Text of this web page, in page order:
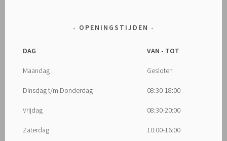
OPENINGSTIJDEN
DAG VAN - TOT
Maandag Gesloten
Dinsdag t/m Donderdag 08:30-18:00
Vrijdag 08:30-20:00
Zaterdag 10:00-16:00